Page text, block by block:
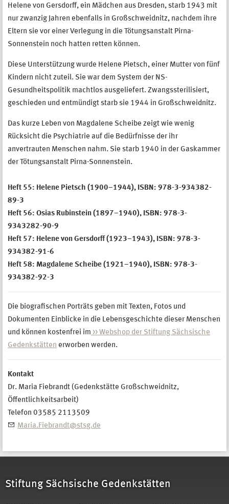
Helene von Gersdorff, ein Mädchen aus Dresden, starb 1943 mit
nur zwanzig Jahren ebenfalls in Großschweidnitz, nachdem ihre
Eltern sie vor einer Verlegung in die Tötungsanstalt Pirna-
Sonnenstein noch hatten retten können.
Diese Unterstützung wurde Helene Pietsch, einer Mutter von fünf
Kindern nicht zuteil. Sie war dem System der NS-
Gesundheitspolitik machtlos ausgeliefert. Zwangssterilisiert,
geschieden und entmündigt starb sie 1944 in Großschweidnitz.
Das kurze Leben von Magdalene Scheibe zeigt wie wenig
Rücksicht die Psychiatrie auf die Bedürfnisse der ihr
anvertrauten Menschen nahm. Sie starb 1940 in der Gaskammer
der Tötungsanstalt Pirna-Sonnenstein.
Heft 55: Helene Pietsch (1900–1944), ISBN: 978-3-934382-
89-3
Heft 56: Osias Rubinstein (1897–1940), ISBN: 978-3-
9343282-90-9
Heft 57: Helene von Gersdorff (1923–1943), ISBN: 978-3-
934382-91-6
Heft 58: Magdalene Scheibe (1921–1940), ISBN: 978-3-
934382-92-3
Die biografischen Porträts geben mit Texten, Fotos und
Dokumenten Einblicke in die Lebensgeschichte dieser Menschen
und können kostenfrei im >> Webshop der Stiftung Sächsische
Gedenkstätten erworben werden.
Kontakt
Dr. Maria Fiebrandt (Gedenkstätte Großschweidnitz,
Öffentlichkeitsarbeit)
Telefon 03585 2113509
Maria.Fiebrandt@stsg.de
Stiftung Sächsische Gedenkstätten